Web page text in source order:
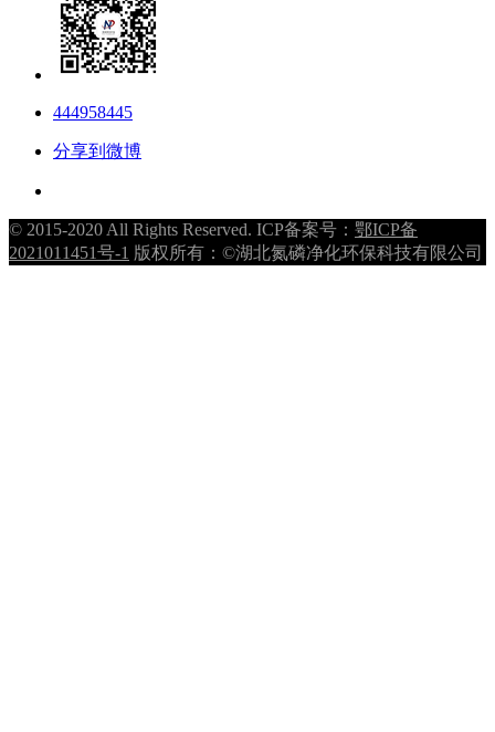
444958445
分享到微博
© 2015-2020 All Rights Reserved. ICP备案号： 鄂ICP备
2021011451号-1 版权所有：©湖北氮磷净化环保科技有限公司